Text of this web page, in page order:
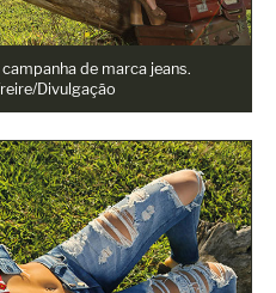
de marca jeans.
Divulgação